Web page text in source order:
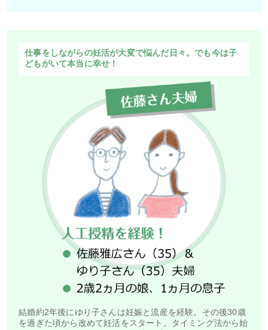
仕事をしながらの妊活が大変で悩んだ日々。でも今は子
どもがいて本当に幸せ！
結婚約2年後にゆり子さんは妊娠と流産を経験。その後30歳
を過ぎた頃から改めて妊活をスタート。タイミング法から始